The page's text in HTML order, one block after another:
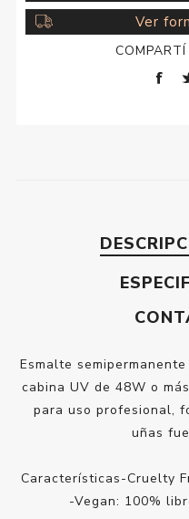
Ver
Esmalte
cabina UV de 48W o
para uso profesional,
uñas
Características-Cruelty
-Vegan: 100%